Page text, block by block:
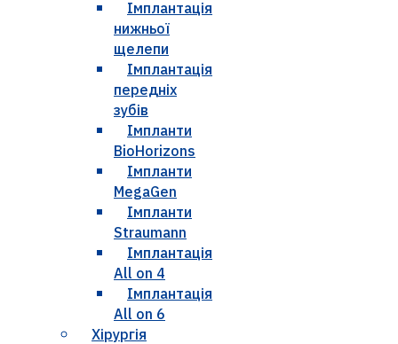
Імплантація
нижньої
щелепи
Імплантація
передніх
зубів
Імпланти
BioHorizons
Імпланти
MegaGen
Імпланти
Straumann
Імплантація
All on 4
Імплантація
All on 6
Хірургія